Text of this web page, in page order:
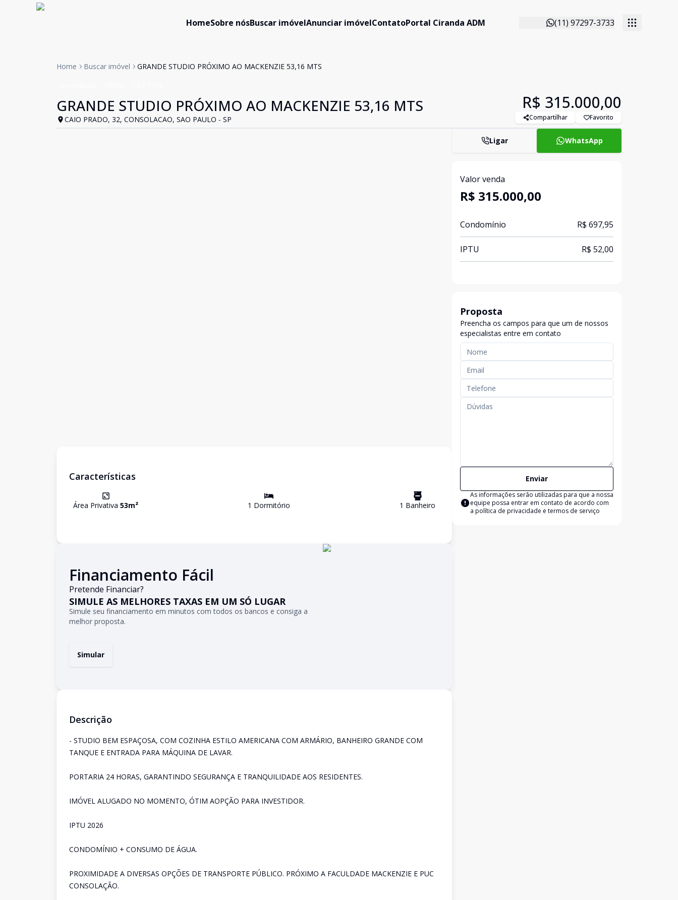
HomeSobre nósBuscar imóvelAnunciar imóvelContatoPortal Ciranda ADM (11) 97297-3733
Home Buscar imóvel GRANDE STUDIO PRÓXIMO AO MACKENZIE 53,16 MTS
GRANDE STUDIO PRÓXIMO AO MACKENZIE 53,16 MTS
CAIO PRADO, 32, CONSOLACAO, SAO PAULO - SP
R$ 315.000,00
Compartilhar Favorito
Características
Área Privativa 53m² 1 Dormitório 1 Banheiro
Financiamento Fácil
Pretende Financiar?
SIMULE AS MELHORES TAXAS EM UM SÓ LUGAR
Simule seu financiamento em minutos com todos os bancos e consiga a
melhor proposta.
Simular
Descrição
- STUDIO BEM ESPAÇOSA, COM COZINHA ESTILO AMERICANA COM ARMÁRIO, BANHEIRO GRANDE COM
TANQUE E ENTRADA PARA MÁQUINA DE LAVAR.
PORTARIA 24 HORAS, GARANTINDO SEGURANÇA E TRANQUILIDADE AOS RESIDENTES.
IMÓVEL ALUGADO NO MOMENTO, ÓTIM AOPÇÃO PARA INVESTIDOR.
IPTU 2026
CONDOMÍNIO + CONSUMO DE ÁGUA.
PROXIMIDADE A DIVERSAS OPÇÕES DE TRANSPORTE PÚBLICO. PRÓXIMO A FACULDADE MACKENZIE E PUC
CONSOLAÇÃO.
Ligar WhatsApp
Valor venda
R$ 315.000,00
Condomínio R$ 697,95
IPTU R$ 52,00
Proposta
Preencha os campos para que um de nossos
especialistas entre em contato
Enviar
As informações serão utilizadas para que a nossa
equipe possa entrar em contato de acordo com
a política de privacidade e termos de serviço